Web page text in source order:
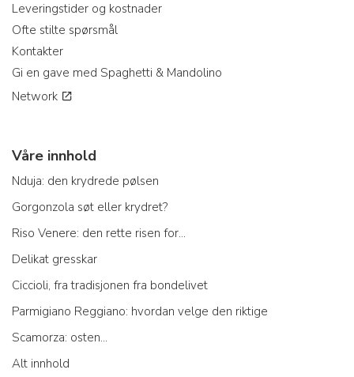
Leveringstider og kostnader
Ofte stilte spørsmål
Kontakter
Gi en gave med Spaghetti & Mandolino
Network
Våre innhold
Nduja: den krydrede pølsen
Gorgonzola søt eller krydret?
Riso Venere: den rette risen for...
Delikat gresskar
Ciccioli, fra tradisjonen fra bondelivet
Parmigiano Reggiano: hvordan velge den riktige
Scamorza: osten...
Alt innhold